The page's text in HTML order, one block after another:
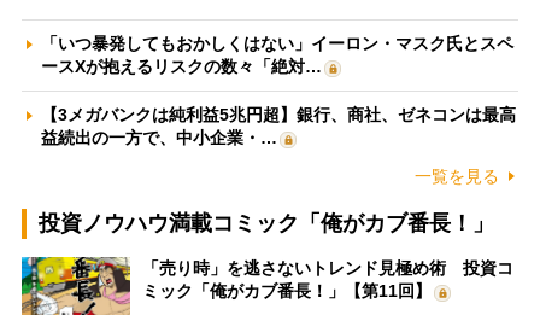
「いつ暴発してもおかしくはない」イーロン・マスク氏とスペ
ースXが抱えるリスクの数々「絶対…
【3メガバンクは純利益5兆円超】銀行、商社、ゼネコンは最高
益続出の一方で、中小企業・…
一覧を見る
投資ノウハウ満載コミック「俺がカブ番長！」
「売り時」を逃さないトレンド見極め術 投資コ
ミック「俺がカブ番長！」【第11回】